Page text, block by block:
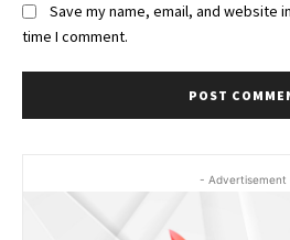
Save my name, email, and website
time I comment.
- Advertisement